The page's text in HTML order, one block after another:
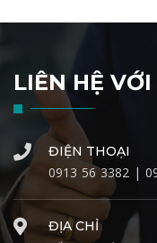
LIÊN HỆ
ĐIỆN THOẠI
0913 56 3382 |
ĐỊA CHỈ